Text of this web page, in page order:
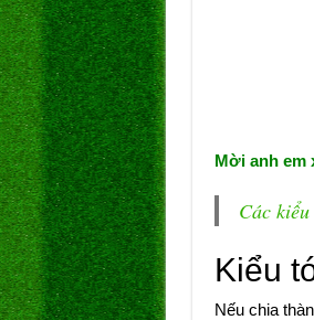
Mời anh em
Các
Kiểu
Nếu chia